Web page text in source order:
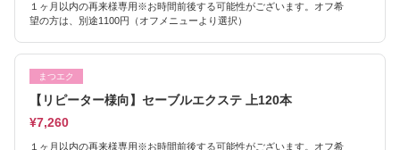
１ヶ月以内の再来様専用※お時間前後する可能性がございます。オフ希
望の方は、別途1100円（オフメニューより選択）
まつエク
【リピーター様向】セーブルエクステ 上120本
¥7,260
１ヶ月以内の再来様専用※お時間前後する可能性がございます。オフ希